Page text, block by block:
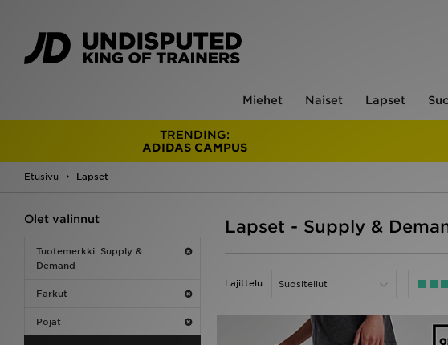
Miehet Naiset Lapset
TRENDING:
ADIDAS CAMPUS
Etusivu Lapset
Olet valinnut
Tuotemerkki: Supply &
Demand
Farkut
Pojat
Lapset - Supply &
Lajittelu: